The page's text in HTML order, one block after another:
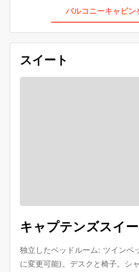
バルコニーキャビン
スイート
キャプテンズスイー
独立したベッドルーム: ツインベ
に変更可能)。デスクと椅子。シ